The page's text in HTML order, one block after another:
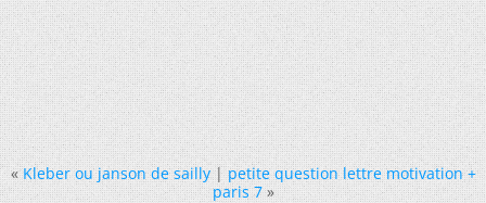
« Kleber ou janson de sailly|petite question lettre motivation +
paris 7 »